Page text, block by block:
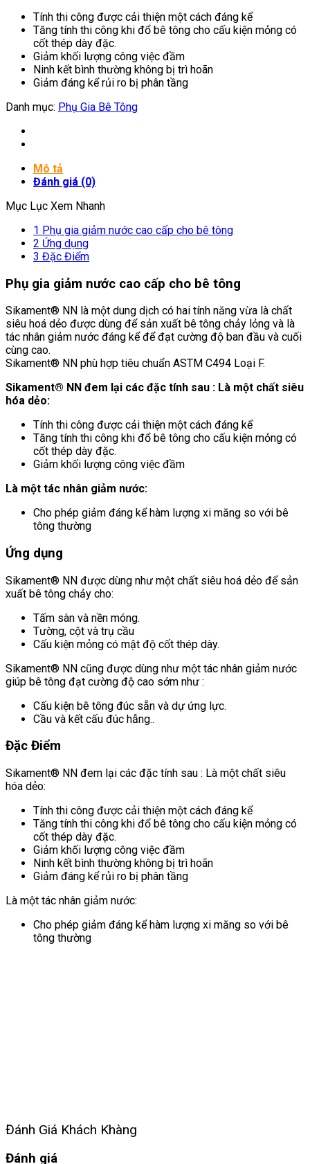
Tính thi công được cải thiện một cách đáng kể
Tăng tính thi công khi đổ bê tông cho cấu kiện mỏng có
cốt thép dày đặc.
Giảm khối lượng công việc đầm
Ninh kết bình thường không bị trì hoãn
Giảm đáng kể rủi ro bị phân tầng
Danh mục: Phụ Gia Bê Tông
Mô tả
Đánh giá (0)
Mục Lục Xem Nhanh
1 Phụ gia giảm nước cao cấp cho bê tông
2 Ứng dụng
3 Đặc Điểm
Phụ gia giảm nước cao cấp cho bê tông
Sikament® NN là một dung dịch có hai tính năng vừa là chất
siêu hoá dẻo được dùng để sản xuất bê tông chảy lỏng và là
tác nhân giảm nước đáng kể để đạt cường độ ban đầu và cuối
cùng cao.
Sikament® NN phù hợp tiêu chuẩn ASTM C494 Loại F.
Sikament® NN đem lại các đặc tính sau : Là một chất siêu
hóa dẻo:
Tính thi công được cải thiện một cách đáng kể
Tăng tính thi công khi đổ bê tông cho cấu kiện mỏng có
cốt thép dày đặc.
Giảm khối lượng công việc đầm
Là một tác nhân giảm nước:
Cho phép giảm đáng kể hàm lượng xi măng so với bê
tông thường
Ứng dụng
Sikament® NN được dùng như một chất siêu hoá dẻo để sản
xuất bê tông chảy cho:
Tấm sàn và nền móng.
Tường, cột và trụ cầu
Cấu kiện mỏng có mật độ cốt thép dày.
Sikament® NN cũng được dùng như một tác nhân giảm nước
giúp bê tông đạt cường độ cao sớm như :
Cấu kiện bê tông đúc sẵn và dự ứng lực.
Cầu và kết cấu đúc hẫng..
Đặc Điểm
Sikament® NN đem lại các đặc tính sau : Là một chất siêu
hóa dẻo:
Tính thi công được cải thiện một cách đáng kể
Tăng tính thi công khi đổ bê tông cho cấu kiện mỏng có
cốt thép dày đặc.
Giảm khối lượng công việc đầm
Ninh kết bình thường không bị trì hoãn
Giảm đáng kể rủi ro bị phân tầng
Là một tác nhân giảm nước:
Cho phép giảm đáng kể hàm lượng xi măng so với bê
tông thường
Đánh Giá Khách Khàng
Đánh giá